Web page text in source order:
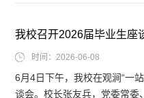
童心·帮扶共庆六一”主题文艺
汇演全程立足日常帮扶教学成
厚。我校师生倾情演绎器乐、
尔...
我校召开2026届毕业生座
时间：2026-06-08
6月4日下午，我校在观涧“一
谈会。校长张友兵，党委常委